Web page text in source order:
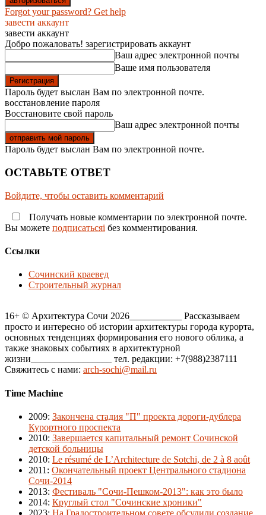
Forgot your password? Get help
завести аккаунт
завести аккаунт
Добро пожаловать! зарегистрировать аккаунт
Ваш адрес электронной почты
Ваше имя пользователя
Пароль будет выслан Вам по электронной почте.
восстановление пароля
Восстановите свой пароль
Ваш адрес электронной почты
Пароль будет выслан Вам по электронной почте.
ОСТАВЬТЕ ОТВЕТ
Войдите, чтобы оставить комментарий
Получать новые комментарии по электронной почте.
Вы можете подписатьсяi без комментирования.
Ссылки
Сочинский краевед
Строительный журнал
16+ © Архитектура Сочи 2026___________ Рассказываем
просто и интересно об истории архитектуры города курорта,
основных тенденциях формирования его нового облика, а
также знаковых событиях в архитектурной
жизни_________________ тел. редакции: +7(988)2387111
Свяжитесь с нами: arch-sochi@mail.ru
Time Machine
2009: Закончена стадия "П" проекта дороги-дублера
Курортного проспекта
2010: Завершается капитальный ремонт Сочинской
детской больницы
2010: Le résumé de L’Architecture de Sotchi, de 2 à 8 août
2011 : Окончательный проект Центрального стадиона
Сочи-2014
2013: Фестиваль "Сочи-Пешком-2013": как это было
2014: Круглый стол "Сочинские хроники"
2023: На Градостроительном совете обсудили создание